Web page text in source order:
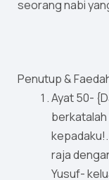
seorang nabi
Penutup &
Ayat 50-
berkatalah
raja
Yusuf-